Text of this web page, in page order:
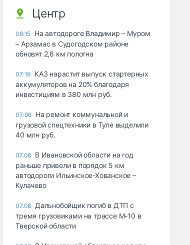
Центр
08:15 На автодороге Владимир – Муром
– Арзамас в Судогодском районе
обновят 2,8 км полотна
07:19 КАЗ нарастит выпуск стартерных
аккумуляторов на 20% благодаря
инвестициям в 380 млн руб.
07:06 На ремонт коммунальной и
грузовой спецтехники в Туле выделили
40 млн руб.
07.08 В Ивановской области на год
раньше привели в порядок 5 км
автодороги Ильинское-Хованское –
Кулачево
07.08 Дальнобойщик погиб в ДТП с
тремя грузовиками на трассе М-10 в
Тверской области